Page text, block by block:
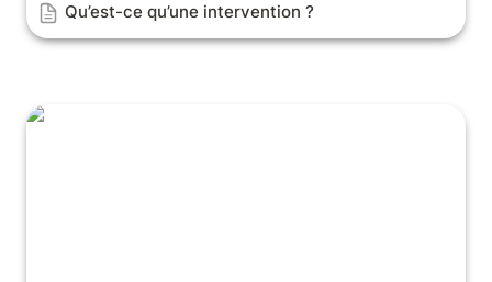
Qu’est-ce qu’une intervention ?
La définition d’une base de données